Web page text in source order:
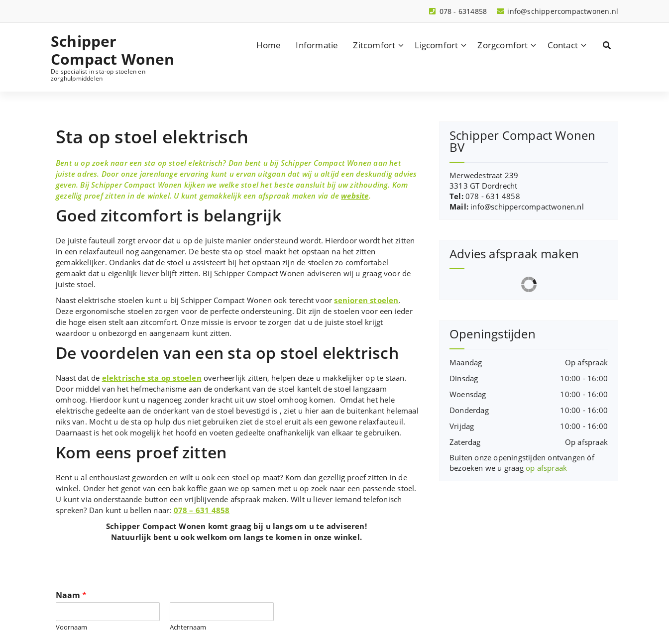
info@schippercompactwonen.nl
078 - 6314858
Schipper
Compact Wonen
De specialist in sta-op stoelen en
zorghulpmiddelen
Home Informatie Zitcomfort Ligcomfort Zorgcomfort Contact
Sta op stoel elektrisch
Bent u op zoek naar een sta op stoel elektrisch? Dan bent u bij Schipper Compact Wonen aan het
juiste adres. Door onze jarenlange ervaring kunt u ervan uitgaan dat wij u altijd een deskundig advies
geven. Bij Schipper Compact Wonen kijken we welke stoel het beste aansluit bij uw zithouding. Kom
gezellig proef zitten in de winkel. U kunt gemakkelijk een afspraak maken via de website.
Goed zitcomfort is belangrijk
De juiste fauteuil zorgt ervoor dat u op de juiste manier ondersteund wordt. Hierdoor wordt het zitten
in een relaxfauteuil nog aangenamer. De beste sta op stoel maakt het opstaan na het zitten
gemakkelijker. Ondanks dat de stoel u assisteert bij het opstaan zijn de stoelen zo comfortabel
gemaakt dat u eigenlijk liever blijft zitten. Bij Schipper Compact Wonen adviseren wij u graag voor de
juiste stoel.
Naast elektrische stoelen kunt u bij Schipper Compact Wonen ook terecht voorsenioren stoelen.
Deze ergonomische stoelen zorgen voor de perfecte ondersteuning. Dit zijn de stoelen voor een ieder
die hoge eisen stelt aan zitcomfort. Onze missie is ervoor te zorgen dat u de juiste stoel krijgt
waardoor u onbezorgd en aangenaam kunt zitten.
De voordelen van een sta op stoel elektrisch
Naast dat de elektrische sta op stoelen overheerlijk zitten, helpen deze u makkelijker op te staan.
Door middel van het hefmechanisme aan de onderkant van de stoel kantelt de stoel langzaam
omhoog. Hierdoor kunt u nagenoeg zonder kracht uit uw stoel omhoog komen. Omdat het hele
elektrische gedeelte aan de onderkant van de stoel bevestigd is , ziet u hier aan de buitenkant helemaal
niks van. Mocht u de sta op hulp dus niet gebruiken ziet de stoel eruit als een gewone relaxfauteuil.
Daarnaast is het ook mogelijk het hoofd en voeten gedeelte onafhankelijk van elkaar te gebruiken.
Kom eens proef zitten
Bent u al enthousiast geworden en wilt u ook een stoel op maat? Kom dan gezellig proef zitten in de
winkel. Onder het genot van een bak koffie gaan we op samen met u op zoek naar een passende stoel.
U kunt via onderstaande button een vrijblijvende afspraak maken. Wilt u liever iemand telefonisch
spreken? Dan kunt u bellen naar: 078 – 631 4858
Schipper Compact Wonen komt graag bij u langs om u te adviseren!
Natuurlijk bent u ook welkom om langs te komen in onze winkel.
Naam *
Voornaam Achternaam
Schipper Compact Wonen
BV
Merwedestraat 239
3313 GT Dordrecht
Tel:078 - 631 4858
Mail: info@schippercompactwonen.nl
Advies afspraak maken
Openingstijden
Maandag
Op afspraak
Dinsdag
10:00 - 16:00
Woensdag
10:00 - 16:00
Donderdag
10:00 - 16:00
Vrijdag
10:00 - 16:00
Zaterdag
Op afspraak
Buiten onze openingstijden ontvangen óf
bezoeken we u graag op afspraak